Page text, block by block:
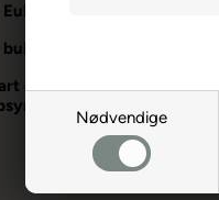
Nødvendige
Eulerstrasse 9, DE-48155
bulls-darts.com
er en sport for voksne.